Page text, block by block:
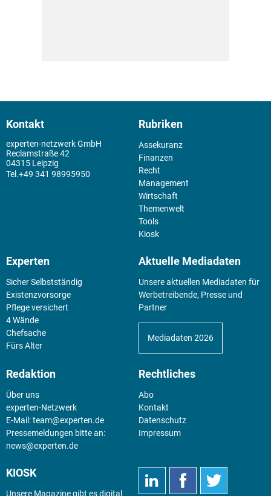
Kontakt
experten-netzwerk GmbH
Reclamstraße 42
04315 Leipzig
+49 341 98995950
Rubriken
Assekuranz
Finanzen
Recht
Management
Wirtschaft
Themenwelt
Tools
Kiosk
Experten
Sicher Selbstständig
Existenz­vorsorge
Pflege versichert
4 Wände
Chefsache
Fürs Alter
Aktuelle Mediadaten
Unsere aktuellen Mediadaten für
Werbetreibende, Presse und
Partner
Mediadaten 2026
Redaktion
Über uns
experten-Netzwerk
E-Mail:team@experten.de
Pressemeldungen bitte an:
news@experten.de
Rechtliches
Abo
Kontakt
Datenschutz
Impressum
KIOSK
Unsere Magazine gibt es digital